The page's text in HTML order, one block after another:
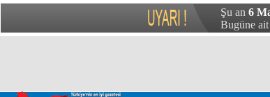
Şu an 6
Bugüne